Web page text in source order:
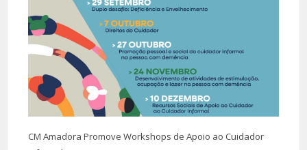
CM Amadora Promove Workshops de Apoio ao Cuidador